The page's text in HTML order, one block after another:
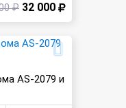
₽ 32 000
AS-2079 и